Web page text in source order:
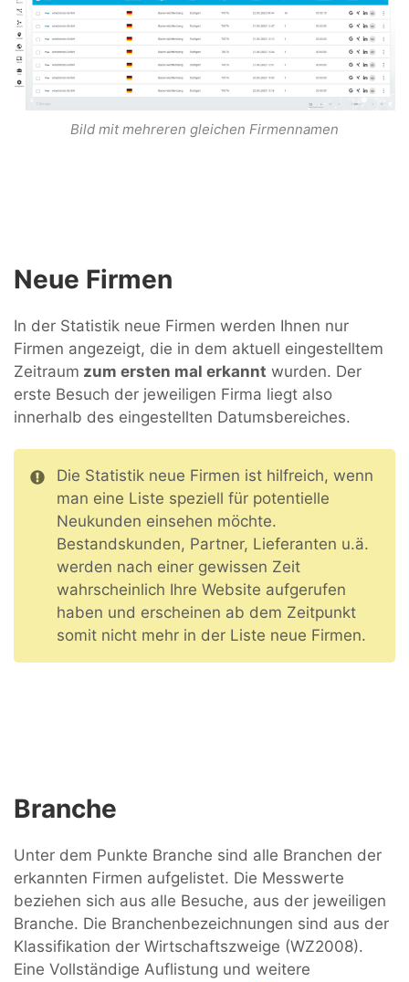
Bild mit mehreren gleichen Firmennamen
Neue Firmen
In der Statistik neue Firmen werden Ihnen nur
Firmen angezeigt, die in dem aktuell eingestelltem
Zeitraum zum ersten mal erkannt wurden. Der
erste Besuch der jeweiligen Firma liegt also
innerhalb des eingestellten Datumsbereiches.
Die Statistik neue Firmen ist hilfreich, wenn
man eine Liste speziell für potentielle
Neukunden einsehen möchte.
Bestandskunden, Partner, Lieferanten u.ä.
werden nach einer gewissen Zeit
wahrscheinlich Ihre Website aufgerufen
haben und erscheinen ab dem Zeitpunkt
somit nicht mehr in der Liste neue Firmen.
Branche
Unter dem Punkte Branche sind alle Branchen der
erkannten Firmen aufgelistet. Die Messwerte
beziehen sich aus alle Besuche, aus der jeweiligen
Branche. Die Branchenbezeichnungen sind aus der
Klassifikation der Wirtschaftszweige (WZ2008).
Eine Vollständige Auflistung und weitere